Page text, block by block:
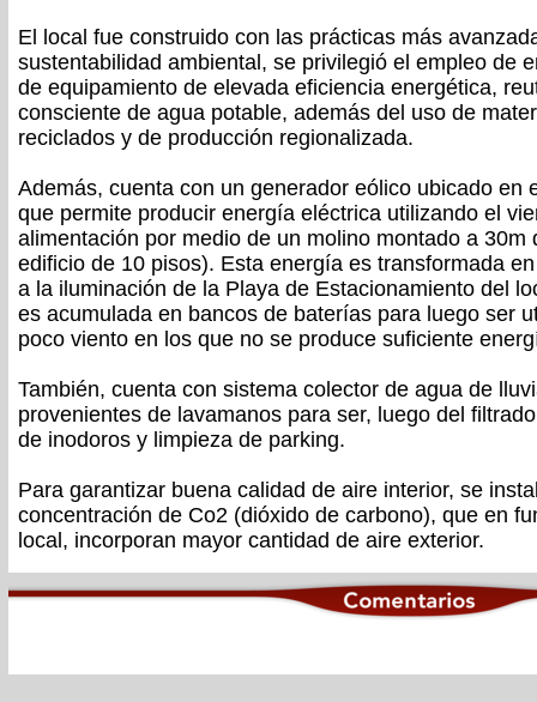
El local fue construido con las prácticas más
sustentabilidad ambiental, se privilegió el empleo de
de equipamiento de elevada eficiencia energética,
consciente de agua potable, además del uso de
reciclados y de producción regionalizada.
Además, cuenta con un generador eólico ubicado en
que permite producir energía eléctrica utilizando el
alimentación por medio de un molino montado a 30m
edificio de 10 pisos). Esta energía es transformada
a la iluminación de la Playa de Estacionamiento del
es acumulada en bancos de baterías para luego ser
poco viento en los que no se produce suficiente
También, cuenta con sistema colector de agua de
provenientes de lavamanos para ser, luego del
de inodoros y limpieza de parking.
Para garantizar buena calidad de aire interior, se
concentración de Co2 (dióxido de carbono), que en
local, incorporan mayor cantidad de aire exterior.